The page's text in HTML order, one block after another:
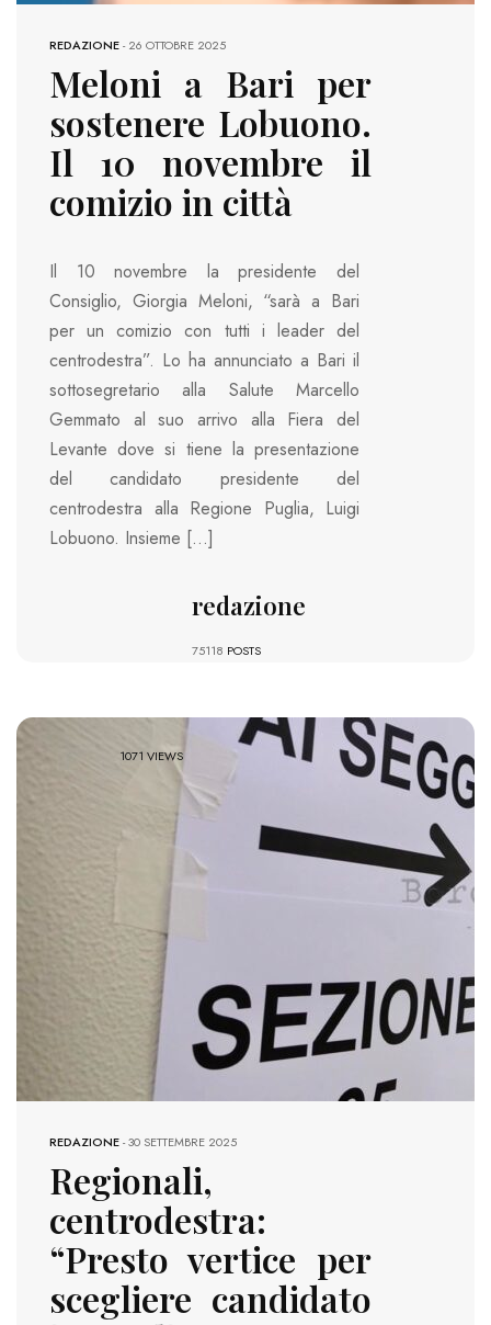
REDAZIONE-26 OTTOBRE 2025
Meloni a Bari per
sostenere Lobuono.
Il 10 novembre il
comizio in città
Il 10 novembre la presidente del
Consiglio, Giorgia Meloni, “sarà a Bari
per un comizio con tutti i leader del
centrodestra”. Lo ha annunciato a Bari il
sottosegretario alla Salute Marcello
Gemmato al suo arrivo alla Fiera del
Levante dove si tiene la presentazione
del candidato presidente del
centrodestra alla Regione Puglia, Luigi
Lobuono. Insieme […]
redazione
75118 POSTS
1071 VIEWS
REDAZIONE-30 SETTEMBRE 2025
Regionali,
centrodestra:
“Presto vertice per
scegliere candidato